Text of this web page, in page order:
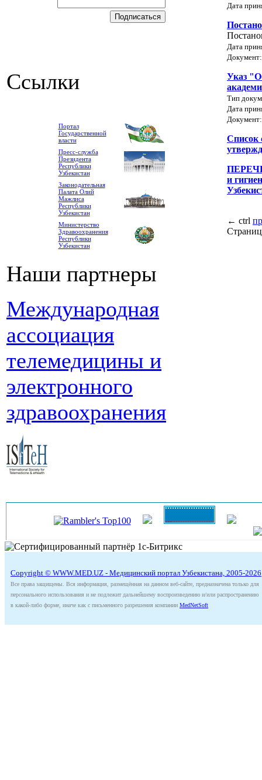
Ссылки
Портал
Государственной
власти
Пресс-служба
Президента
Республики
Узбекистан
Законодательная
Палата Олий
Мажлиса
Республики
Узбекистан
Министерство
Здравоохранения
Республики
Узбекистан
Наши партнеры
Международная
ассоциация
телемедицины и
электронного
здравоохранения
Дата
Дата
Указ
Тип
Дата
Список
и
← ctrl
Copyright © WWW.MED.UZ - Медицинский портал Узбекистана, 2005-2026
Все права защищены. Вся информация, размещённая на данном веб-сайте, предназначена только для
персонального использования и не подлежит дальнейшему воспроизведению и/или распространению
в какой-либо форме, иначе как с письменного разрешения компании MedNetSoft